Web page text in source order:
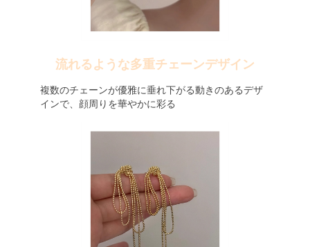
流れるような多重チェーンデザイン
複数のチェーンが優雅に垂れ下がる動きのあるデザ
インで、顔周りを華やかに彩る